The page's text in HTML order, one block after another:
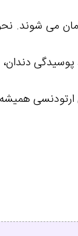
می شوند.
پوسیدگی
ارتودنسی